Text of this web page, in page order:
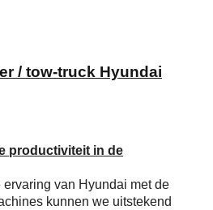
Contact
/ tow-truck Hyundai
productiviteit in de
van Hyundai met de
kunnen we uitstekend